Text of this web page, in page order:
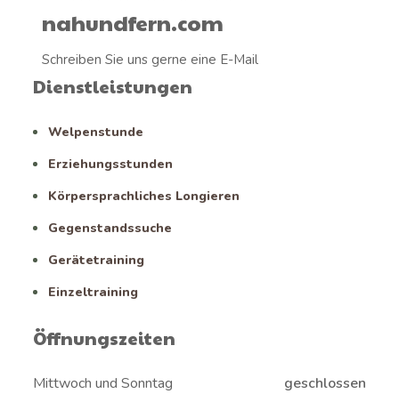
nahundfern.com
Schreiben Sie uns gerne eine E-Mail
Dienstleistungen
Welpenstunde
Erziehungsstunden
Körpersprachliches Longieren
Gegenstandssuche
Gerätetraining
Einzeltraining
Öffnungszeiten
Mittwoch und Sonntag geschlossen